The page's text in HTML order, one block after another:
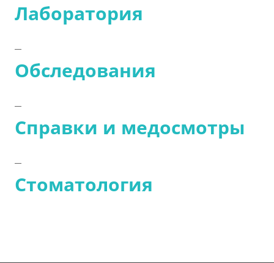
Лаборатория
Обследования
Справки и медосмотры
Стоматология